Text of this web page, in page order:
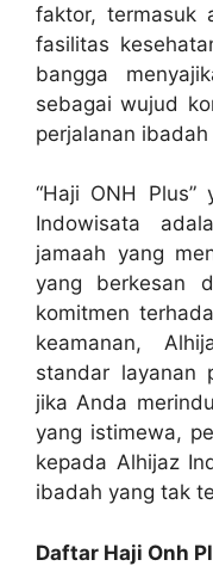
faktor, termasuk
fasilitas
bangga
sebagai wujud
perjalanan
“Haji ONH
Indowisata
jamaah yang
yang berkesan
komitmen
keamanan,
standar layanan
jika Anda
yang istimewa,
kepada Alhijaz
ibadah yang tak
Daftar Haji Onh